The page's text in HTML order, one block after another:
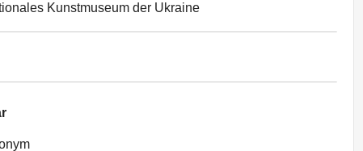
Kunstmuseum der Ukraine